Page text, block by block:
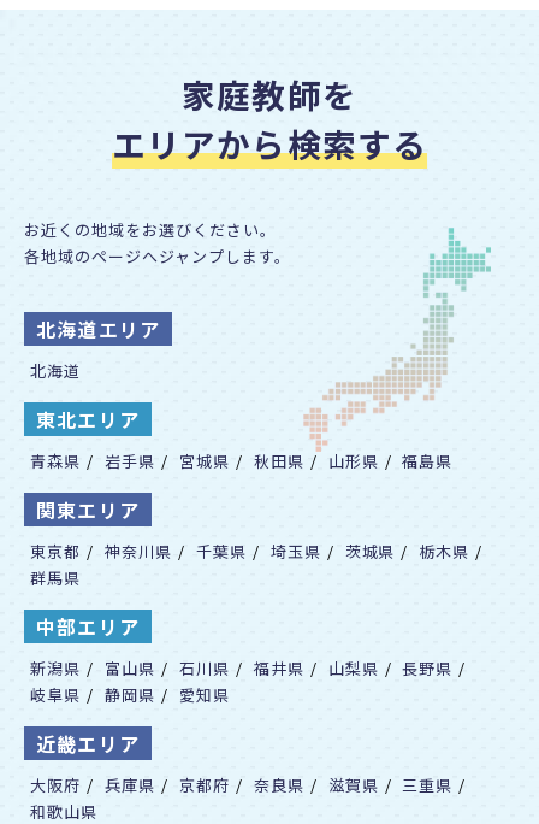
湘南白百合学園
淑徳巣鴨
栄東
三田学園
聖望学園
西武学園文理
成蹊
聖光学院
専修大学松戸
洗足学園
芝
芝浦工業大学柏
家庭教師を
エリアから検索する
お近くの地域をお選びください。
各地域のページへジャンプします。
北海道エリア
北海道
東北エリア
青森県 / 岩手県 / 宮城県 / 秋田県 / 山形県 / 福島県
関東エリア
東京都 / 神奈川県 / 千葉県 / 埼玉県 / 茨城県 / 栃木県 /
群馬県
中部エリア
新潟県 / 富山県 / 石川県 / 福井県 / 山梨県 / 長野県 /
岐阜県 / 静岡県 / 愛知県
近畿エリア
大阪府 / 兵庫県 / 京都府 / 奈良県 / 滋賀県 / 三重県 /
和歌山県